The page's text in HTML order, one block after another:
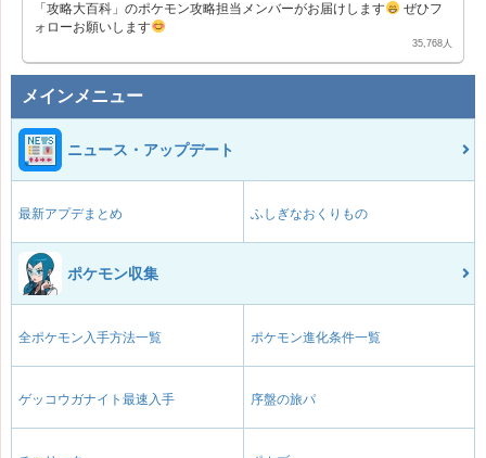
「攻略大百科」のポケモン攻略担当メンバーがお届けします
ぜひフ
ォローお願いします
35,768人
メインメニュー
ニュース・アップデート
最新アプデまとめ ふしぎなおくりもの
ポケモン収集
全ポケモン入手方法一覧 ポケモン進化条件一覧
ゲッコウガナイト最速入手 序盤の旅パ